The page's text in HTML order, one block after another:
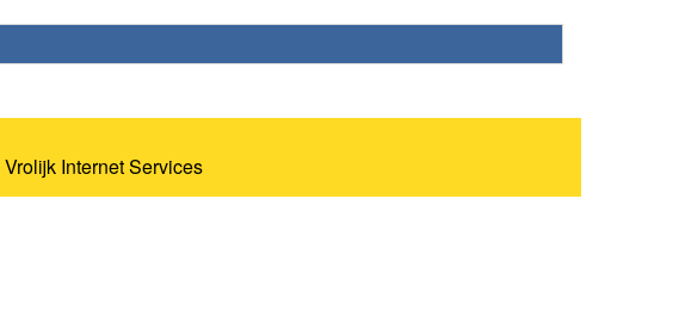
Vrolijk Internet Services